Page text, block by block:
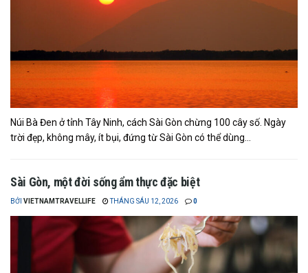
Núi Bà Đen ở tỉnh Tây Ninh, cách Sài Gòn chừng 100 cây số. Ngày
trời đẹp, không mây, ít bụi, đứng từ Sài Gòn có thể dùng...
Sài Gòn, một đời sống ẩm thực đặc biệt
BỞI VIETNAMTRAVELLIFE THÁNG SÁU 12, 2026 0